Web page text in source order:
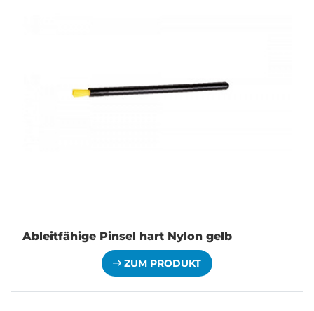
Ableitfähige Pinsel hart Nylon gelb
ZUM PRODUKT